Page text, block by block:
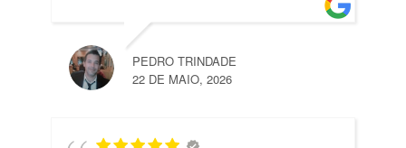
PEDRO TRINDADE
22 DE MAIO, 2026